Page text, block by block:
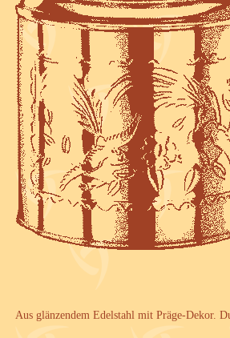
Aus glänzendem Edelstahl mit Präge-Dekor.